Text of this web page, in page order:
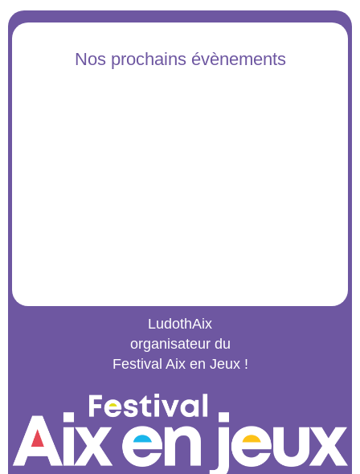
Nos prochains évènements
LudothAix
organisateur du
Festival Aix en Jeux !